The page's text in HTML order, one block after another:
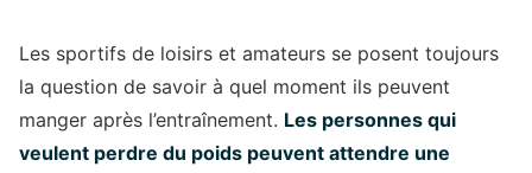
Les sportifs de loisirs et amateurs se posent toujours
la question de savoir à quel moment ils peuvent
manger après l’entraînement. Les personnes qui
veulent perdre du poids peuvent attendre une